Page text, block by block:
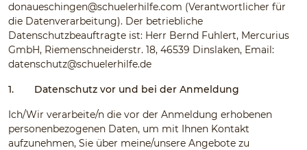
donaueschingen@schuelerhilfe.com (Verantwortlicher für
die Datenverarbeitung). Der betriebliche
Datenschutzbeauftragte ist: Herr Bernd Fuhlert, Mercurius
GmbH, Riemenschneiderstr. 18, 46539 Dinslaken, Email:
datenschutz@schuelerhilfe.de
1. Datenschutz vor und bei der Anmeldung
Ich/Wir verarbeite/n die vor der Anmeldung erhobenen
personenbezogenen Daten, um mit Ihnen Kontakt
aufzunehmen, Sie über meine/unsere Angebote zu